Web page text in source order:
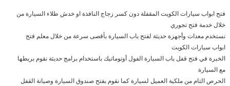
فتح ابواب سيارات الكويت المقفلة دون كسر زجاج النافذة او خدش طلاء السيارة من
خلال خدمة فتح تجوري
نستخدم معدات وأجهزة حديثة لفتح باب السيارة بأقصى سرعة من خلال معلم فتح
ابواب سيارات الكويت
الخبرة في فتح قفل باب السيارة الفول أوتوماتيك باستخدام برامج حديثة نقوم بربطها
مع السيارة
الحرص التام من ملكية العميل لسيارة كما نقوم بفتح صندوق السيارة وصيانة القفل